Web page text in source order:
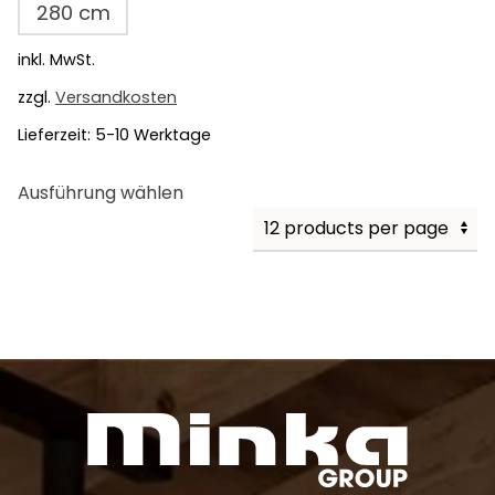
280 cm
inkl. MwSt.
zzgl. Versandkosten
Lieferzeit: 5-10 Werktage
Ausführung wählenProdukt
mehrere
auf
Produktseite